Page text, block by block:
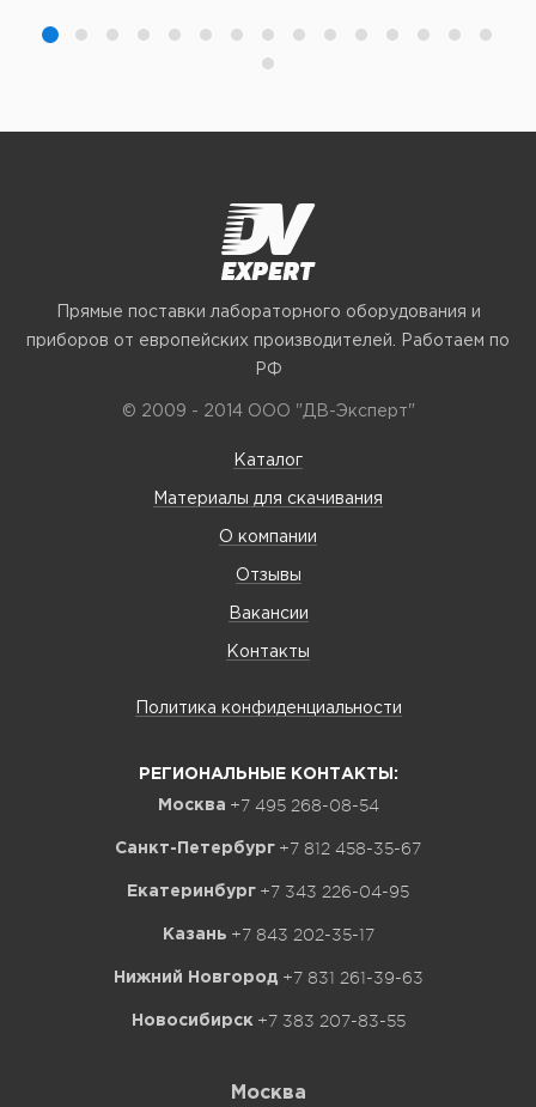
Прямые поставки лабораторного оборудования и
приборов от европейских производителей. Работаем по
РФ
© 2009 - 2014 ООО "ДВ-Эксперт"
Каталог
Материалы для скачивания
О компании
Отзывы
Вакансии
Контакты
Политика конфиденциальности
РЕГИОНАЛЬНЫЕ КОНТАКТЫ:
Москва +7 495 268-08-54
Санкт-Петербург +7 812 458-35-67
Екатеринбург +7 343 226-04-95
Казань +7 843 202-35-17
Нижний Новгород +7 831 261-39-63
Новосибирск +7 383 207-83-55
Москва